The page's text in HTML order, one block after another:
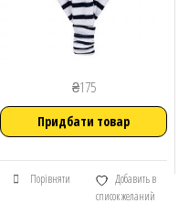
₴175
Придбати товар
Порівняти
Добавить в
список желаний